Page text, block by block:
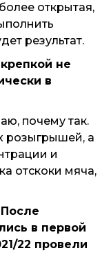
открытая,
результат.
не
в
почему так.
розыгрышей, а
и
отскоки мяча,
в первой
22 провели